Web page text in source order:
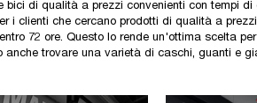
di qualità a prezzi convenienti con tempi di
i clienti che cercano prodotti di qualità a
72 ore. Questo lo rende un'ottima scelta
trovare una varietà di caschi, guanti e